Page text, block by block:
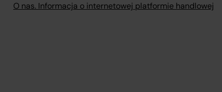
O nas. Informacja o internetowej platformie handlowej